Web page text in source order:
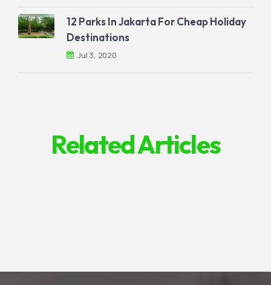
12 Parks In Jakarta For Cheap Holiday
Destinations
Jul 3, 2020
Related Articles